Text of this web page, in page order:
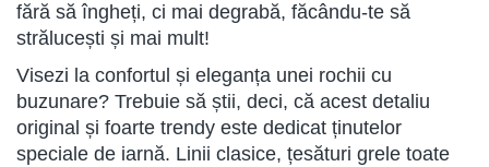
fără să îngheți, ci mai degrabă, făcându-te să
strălucești și mai mult!
Visezi la confortul și eleganța unei rochii cu
buzunare? Trebuie să știi, deci, că acest detaliu
original și foarte trendy este dedicat ținutelor
speciale de iarnă. Linii clasice, țesături grele toate